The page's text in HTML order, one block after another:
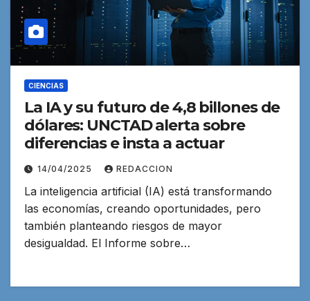
CIENCIAS
La IA y su futuro de 4,8 billones de
dólares: UNCTAD alerta sobre
diferencias e insta a actuar
14/04/2025 REDACCION
La inteligencia artificial (IA) está transformando
las economías, creando oportunidades, pero
también planteando riesgos de mayor
desigualdad. El Informe sobre…